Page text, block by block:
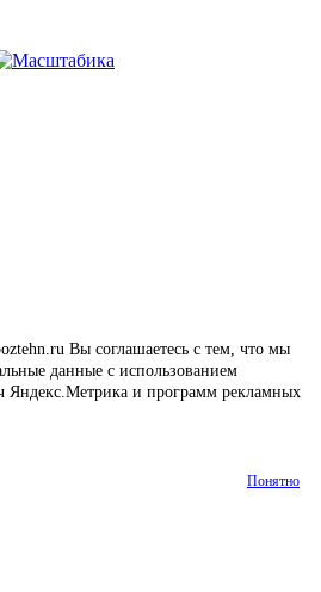
Вы соглашаетесь с тем, что мы
данные с использованием
Яндекс.Метрика и программ рекламных
Понятно